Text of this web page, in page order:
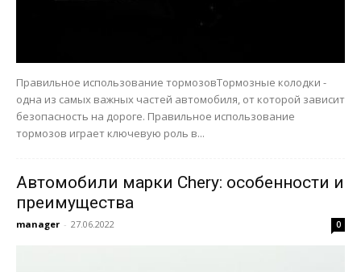
Правильное использование тормозовТормозные колодки -
одна из самых важных частей автомобиля, от которой зависит
безопасность на дороге. Правильное использование
тормозов играет ключевую роль в...
Автомобили марки Chery: особенности и
преимущества
manager - 27.06.2022 0